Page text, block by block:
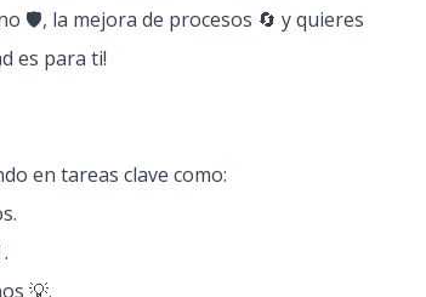
🛡️, la mejora de procesos 🔄 y quieres
es para ti!
en tareas clave como:
💡.